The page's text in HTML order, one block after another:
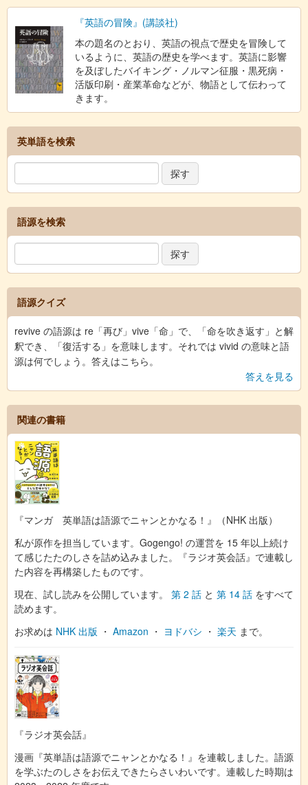
『英語の冒険』(講談社)
本の題名のとおり、英語の視点で歴史を冒険して
いるように、英語の歴史を学べます。英語に影響
を及ぼしたバイキング・ノルマン征服・黒死病・
活版印刷・産業革命などが、物語として伝わって
きます。
英単語を検索
語源を検索
語源クイズ
revive の語源は re「再び」vive「命」で、「命を吹き返す」と解
釈でき、「復活する」を意味します。それでは vivid の意味と語
源は何でしょう。答えはこちら。
答えを見る
関連の書籍
『マンガ 英単語は語源でニャンとかなる！』（NHK 出版）
私が原作を担当しています。Gogengo! の運営を 15 年以上続け
て感じたたのしさを詰め込みました。『ラジオ英会話』で連載し
た内容を再構築したものです。
現在、試し読みを公開しています。 第 2 話 と 第 14 話 をすべて
読めます。
お求めは NHK 出版 ・ Amazon ・ ヨドバシ ・ 楽天 まで。
『ラジオ英会話』
漫画『英単語は語源でニャンとかなる！』を連載しました。語源
を学ぶたのしさをお伝えできたらさいわいです。連載した時期は